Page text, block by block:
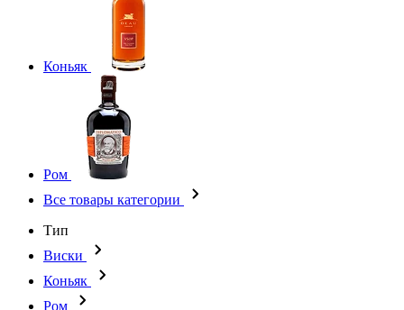
Коньяк
Ром
Все товары категории
Тип
Виски
Коньяк
Ром